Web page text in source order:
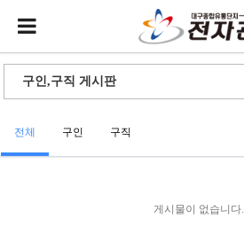
전체 구인 구직
게시물이 없습니다.